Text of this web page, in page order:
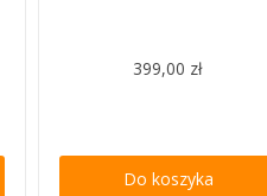
399,00 zł
Do koszyka